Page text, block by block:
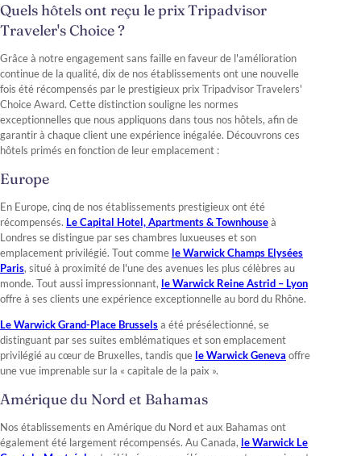
Quels hôtels ont reçu le prix Tripadvisor
Traveler's Choice ?
Grâce à notre engagement sans faille en faveur de l'amélioration
continue de la qualité, dix de nos établissements ont une nouvelle
fois été récompensés par le prestigieux prix Tripadvisor Travelers'
Choice Award. Cette distinction souligne les normes
exceptionnelles que nous appliquons dans tous nos hôtels, afin de
garantir à chaque client une expérience inégalée. Découvrons ces
hôtels primés en fonction de leur emplacement :
Europe
En Europe, cinq de nos établissements prestigieux ont été
récompensés. Le Capital Hotel, Apartments & Townhouseà
Londres se distingue par ses chambres luxueuses et son
emplacement privilégié. Tout comme le Warwick Champs Elysées
Paris, situé à proximité de l'une des avenues les plus célèbres au
monde. Tout aussi impressionnant, le Warwick Reine Astrid – Lyon
offre à ses clients une expérience exceptionnelle au bord du Rhône.
Le Warwick Grand-Place Brusselsa été présélectionné, se
distinguant par ses suites emblématiques et son emplacement
privilégié au cœur de Bruxelles, tandis que le Warwick Geneva offre
une vue imprenable sur la « capitale de la paix ».
Amérique du Nord et Bahamas
Nos établissements en Amérique du Nord et aux Bahamas ont
également été largement récompensés. Au Canada, le Warwick Le